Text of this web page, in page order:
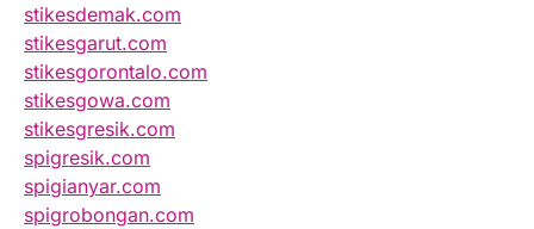
stikesdemak.com
stikesgarut.com
stikesgorontalo.com
stikesgowa.com
stikesgresik.com
spigresik.com
spigianyar.com
spigrobongan.com